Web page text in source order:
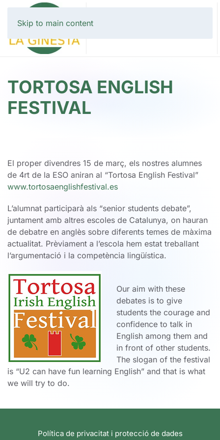
Skip to main content
TORTOSA ENGLISH
FESTIVAL
El proper divendres 15 de març, els nostres alumnes
de 4rt de la ESO aniran al “Tortosa English Festival”
www.tortosaenglishfestival.es
L’alumnat participarà als “senior students debate”,
juntament amb altres escoles de Catalunya, on hauran
de debatre en anglès sobre diferents temes de màxima
actualitat. Prèviament a l’escola hem estat treballant
l’argumentació i la competència lingüística.
Our aim with these
debates is to give
students the courage and
confidence to talk in
English among them and
in front of other students.
The slogan of the festival
is “U2 can have fun learning English” and that is what
we will try to do.
Política de privacitat i protecció de dades